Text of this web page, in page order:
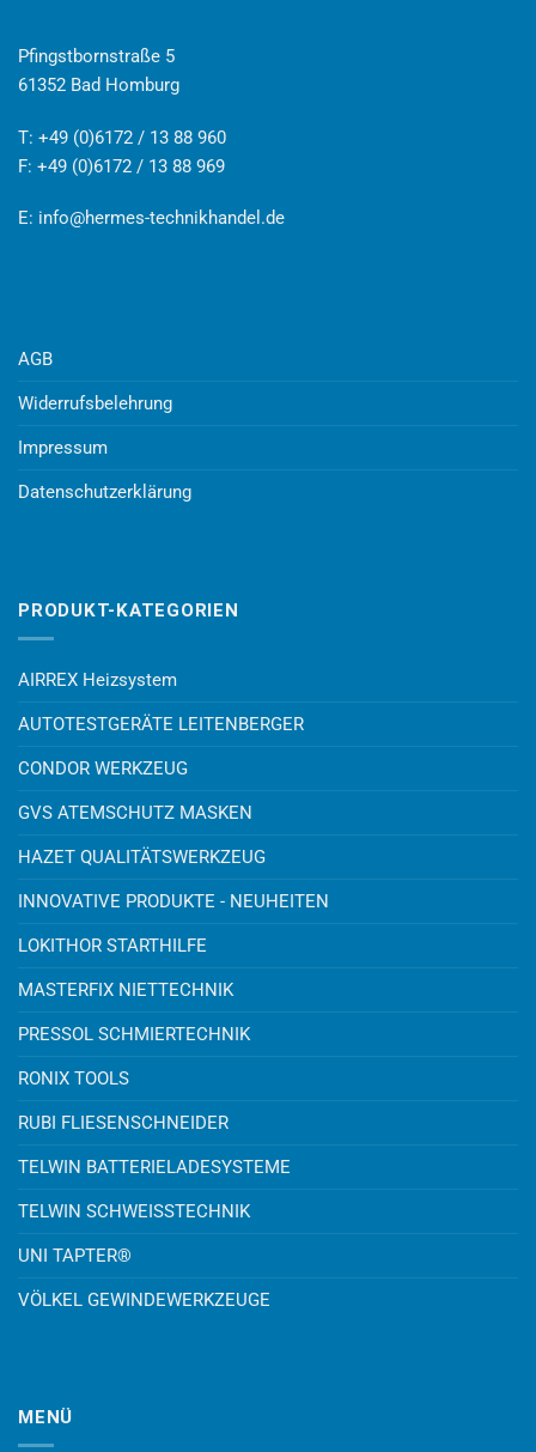
Pfingstbornstraße 5
61352 Bad Homburg
T: +49 (0)6172 / 13 88 960
F: +49 (0)6172 / 13 88 969
E: info@hermes-technikhandel.de
AGB
Widerrufsbelehrung
Impressum
Datenschutzerklärung
PRODUKT-KATEGORIEN
AIRREX Heizsystem
AUTOTESTGERÄTE LEITENBERGER
CONDOR WERKZEUG
GVS ATEMSCHUTZ MASKEN
HAZET QUALITÄTSWERKZEUG
INNOVATIVE PRODUKTE - NEUHEITEN
LOKITHOR STARTHILFE
MASTERFIX NIETTECHNIK
PRESSOL SCHMIERTECHNIK
RONIX TOOLS
RUBI FLIESENSCHNEIDER
TELWIN BATTERIELADESYSTEME
TELWIN SCHWEISSTECHNIK
UNI TAPTER®
VÖLKEL GEWINDEWERKZEUGE
MENÜ